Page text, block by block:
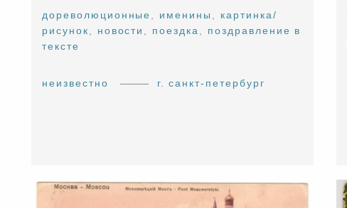
дореволюционные именины
картинка/
рисунок
новости поездка
поздравление в
тексте
неизвестно г. санкт-петербург